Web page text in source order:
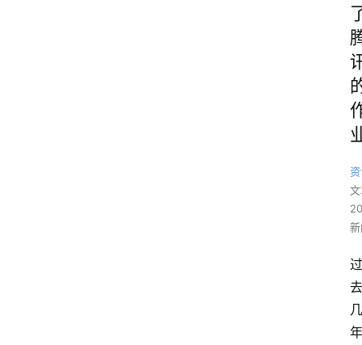
过
去
几
年